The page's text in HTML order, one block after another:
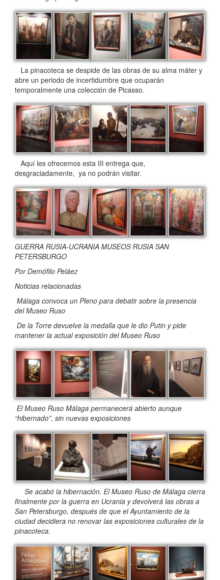
La pinacoteca se despide de las obras de su alma máter y
abre un periodo de incertidumbre que ocuparán
temporalmente una colección de Picasso.
Aquí les ofrecemos esta III entrega que,
desgraciadamente, ya no podrán visitar.
GUERRA RUSIA-UCRANIA MUSEOS RUSIA SAN
PETERSBURGO
Por Demófilo Peláez
Noticias relacionadas
Málaga convoca un Pleno para debatir sobre la presencia
del Museo Ruso
De la Torre devuelve la medalla que le dio Putin y pide
mantener la actual exposición del Museo Ruso
El Museo Ruso Málaga permanecerá abierto aunque
“hibernado”, sin nuevas exposiciones
Se acabó la hibernación. El Museo Ruso de Málaga cierra
finalmente por la guerra en Ucrania y devolverá las obras a
San Petersburgo, después de que el Ayuntamiento de la
ciudad decidiera no renovar las exposiciones culturales de la
pinacoteca.